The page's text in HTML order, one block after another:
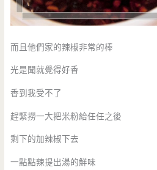
而且他們家的辣椒非常的棒
光是聞就覺得好香
香到我受不了
趕緊撈一大把米粉給任任之後
剩下的加辣椒下去
一點點辣提出湯的鮮味